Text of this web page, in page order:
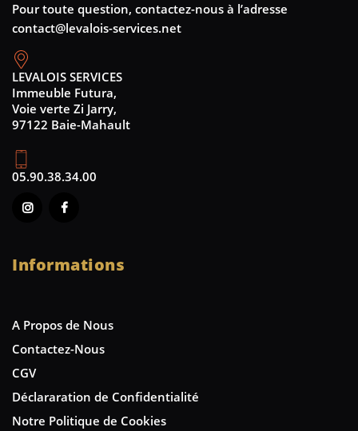
Pour toute question, contactez-nous à l’adresse
contact@levalois-services.net
LEVALOIS SERVICES
Immeuble Futura,
Voie verte Zi Jarry,
97122 Baie-Mahault
05.90.38.34.00
Informations
A Propos de Nous
Contactez-Nous
CGV
Déclararation de Confidentialité
Notre Politique de Cookies